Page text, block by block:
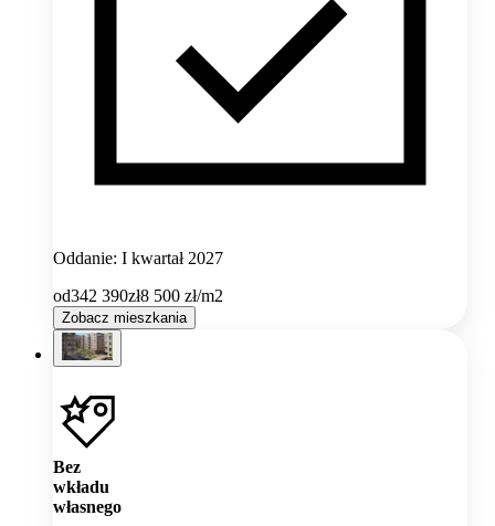
Oddanie: I kwartał 2027
od342 390zł8 500 zł/m2
Zobacz mieszkania
Bez
wkładu
własnego